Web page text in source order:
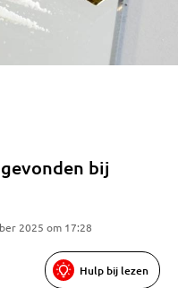
bij
2025 om 17:28
Hulp bij lezen